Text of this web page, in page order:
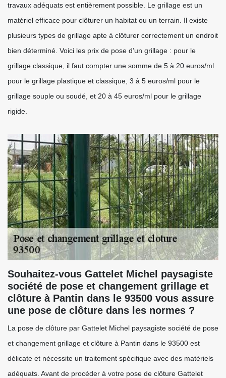
travaux adéquats est entièrement possible. Le grillage est un
matériel efficace pour clôturer un habitat ou un terrain. Il existe
plusieurs types de grillage apte à clôturer correctement un endroit
bien déterminé. Voici les prix de pose d’un grillage : pour le
grillage classique, il faut compter une somme de 5 à 20 euros/ml
pour le grillage plastique et classique, 3 à 5 euros/ml pour le
grillage souple ou soudé, et 20 à 45 euros/ml pour le grillage
rigide.
Souhaitez-vous Gattelet Michel paysagiste
société de pose et changement grillage et
clôture à Pantin dans le 93500 vous assure
une pose de clôture dans les normes ?
La pose de clôture par Gattelet Michel paysagiste société de pose
et changement grillage et clôture à Pantin dans le 93500 est
délicate et nécessite un traitement spécifique avec des matériels
adéquats. Avant de procéder à votre pose de clôture Gattelet